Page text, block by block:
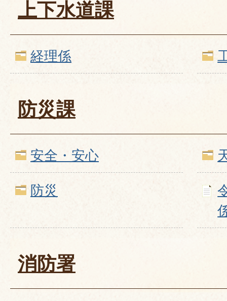
上下水道課
経理係
防災課
安全・安心
防災
消防署